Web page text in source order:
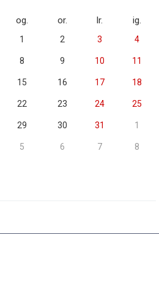
og. or. lr. ig.
1 2 3 4
8 9 10 11
15 16 17 18
22 23 24 25
29 30 31 1
5 6 7 8